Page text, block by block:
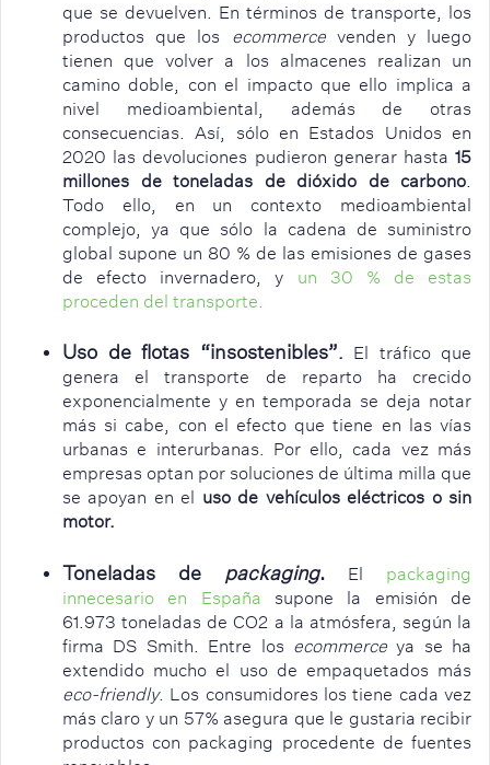
que se devuelven. En términos de transporte, los
productos que los ecommercevenden y luego
tienen que volver a los almacenes realizan un
camino doble, con el impacto que ello implica a
nivel medioambiental, además de otras
consecuencias. Así, sólo en Estados Unidos en
2020 las devoluciones pudieron generar hasta 15
millones de toneladas de dióxido de carbono
Todo ello, en un contexto medioambiental
complejo, ya que sólo la cadena de suministro
global supone un 80 % de las emisiones de gases
de efecto invernadero, y un 30 % de estas
proceden del transporte.
Uso de flotas “insostenibles”. El tráfico que
genera el transporte de reparto ha crecido
exponencialmente y en temporada se deja notar
más si cabe, con el efecto que tiene en las vías
urbanas e interurbanas. Por ello, cada vez más
empresas optan por soluciones de última milla que
se apoyan en el uso de vehículos eléctricos o sin
motor.
Toneladas de packaging. El packaging
innecesario en España supone la emisión de
61.973 toneladas de CO2 a la atmósfera, según la
firma DS Smith. Entre los ecommerceya se ha
extendido mucho el uso de empaquetados más
eco-friendly. Los consumidores los tiene cada vez
más claro y un 57% asegura que le gustaria recibir
productos con packaging procedente de fuentes